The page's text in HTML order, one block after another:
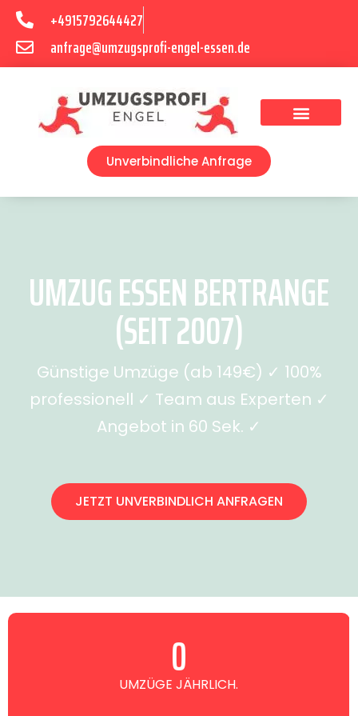
+4915792644427
anfrage@umzugsprofi-engel-essen.de
Unverbindliche Anfrage
UMZUG ESSEN BERTRANGE
(SEIT 2007)
Günstige Umzüge (ab 149€) ✓ 100%
professionell ✓ Team aus Experten ✓
Angebot in 60 Sek. ✓
JETZT UNVERBINDLICH ANFRAGEN
UMZÜGE JÄHRLICH.
0